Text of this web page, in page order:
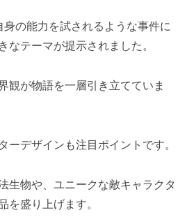
の能力を試されるような事件に
なテーマが提示されました。
観が物語を一層引き立てていま
ーデザインも注目ポイントです。
生物や、ユニークな敵キャラクタ
を盛り上げます。